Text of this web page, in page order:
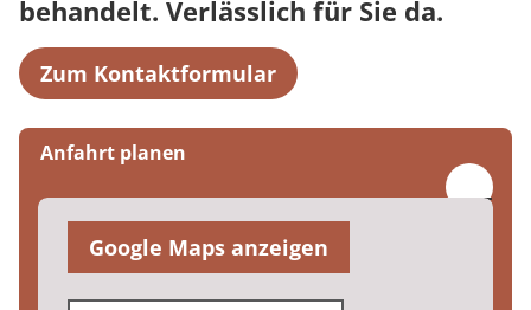
behandelt. Verlässlich für Sie da.
Zum Kontaktformular
Anfahrt planen
Google Maps anzeigen